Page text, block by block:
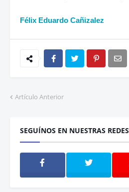
Félix Eduardo Cañizalez
Artículo Anterior
SEGUÍNOS EN NUESTRAS REDES